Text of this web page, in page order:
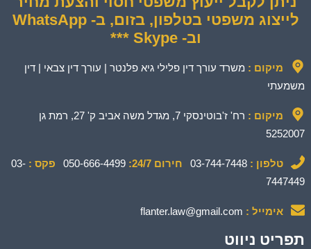
לייצוג משפטי בטלפון, בזום, ב- WhatsApp
וב- Skype ***
מיקום : משרד עורך דין פלילי גיא פלנטר | עורך דין צבאי | דין
משמעתי
מיקום :
רח' ז'בוטינסקי 7, מגדל משה אביב ק' 27, רמת גן
5252007
טלפון : 03-744-7448 חירום 24/7: 050-666-4499 פקס : 03-
7447449
אימייל : flanter.law@gmail.com
תפריט ניווט